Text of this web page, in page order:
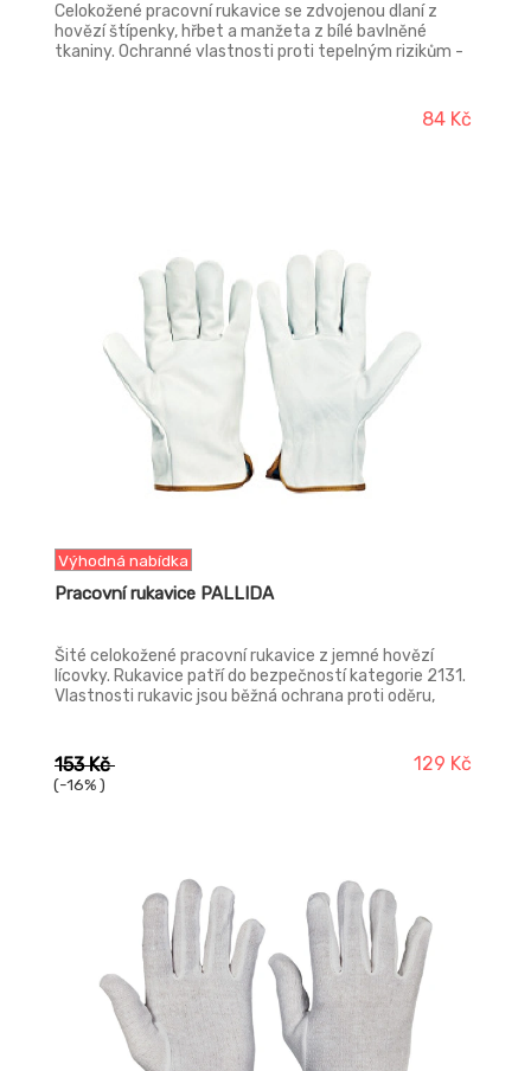
Celokožené pracovní rukavice se zdvojenou dlaní z
hovězí štípenky, hřbet a manžeta z bílé bavlněné
tkaniny. Ochranné vlastnosti proti tepelným rizikům -
84 Kč
Výhodná nabídka
Pracovní rukavice PALLIDA
Šité celokožené pracovní rukavice z jemné hovězí
lícovky. Rukavice patří do bezpečností kategorie 2131.
Vlastnosti rukavic jsou běžná ochrana proti oděru,
153 Kč
(-16% )
129 Kč